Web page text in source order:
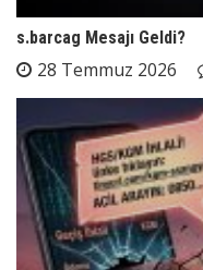
s.barcag Mesajı Geldi?
28 Temmuz 2026